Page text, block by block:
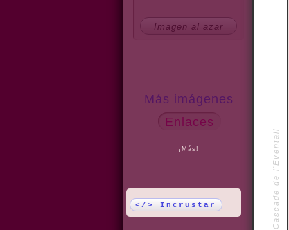
Más imágenes
Enlaces
¡Más!
Imagen al azar
</> Incrustar Cascade de l'Eventail